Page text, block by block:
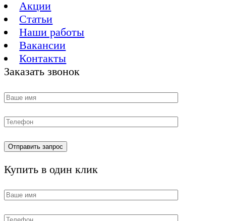
Акции
Статьи
Наши работы
Вакансии
Контакты
Заказать звонок
Купить в один клик